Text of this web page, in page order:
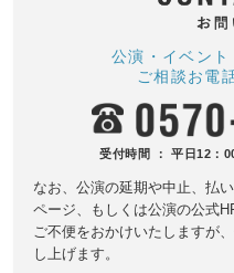
公演・イベン
ご相談お電
受付時間 ： 平日12：
なお、公演の延期や中止、払
ページ、もしくは公演の公式
ご不便をおかけいたしますが
し上げます。